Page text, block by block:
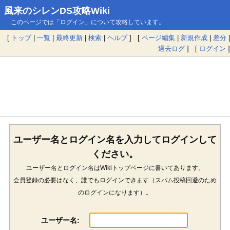
風来のシレンDS攻略Wiki
このページでは「ログイン」について攻略しています。
[ トップ| 一覧 | 最終更新 | 検索 | ヘルプ] [ ページ編集 | 新規作成 | 差分 |
過去ログ ] [ ログイン ]
ユーザー名とログイン名を入力してログインして
ください。
ユーザー名とログイン名はWikiトップページに書いてあります。
会員登録の必要はなく、誰でもログインできます（スパム投稿回避のため
のログインになります）。
ユーザー名: